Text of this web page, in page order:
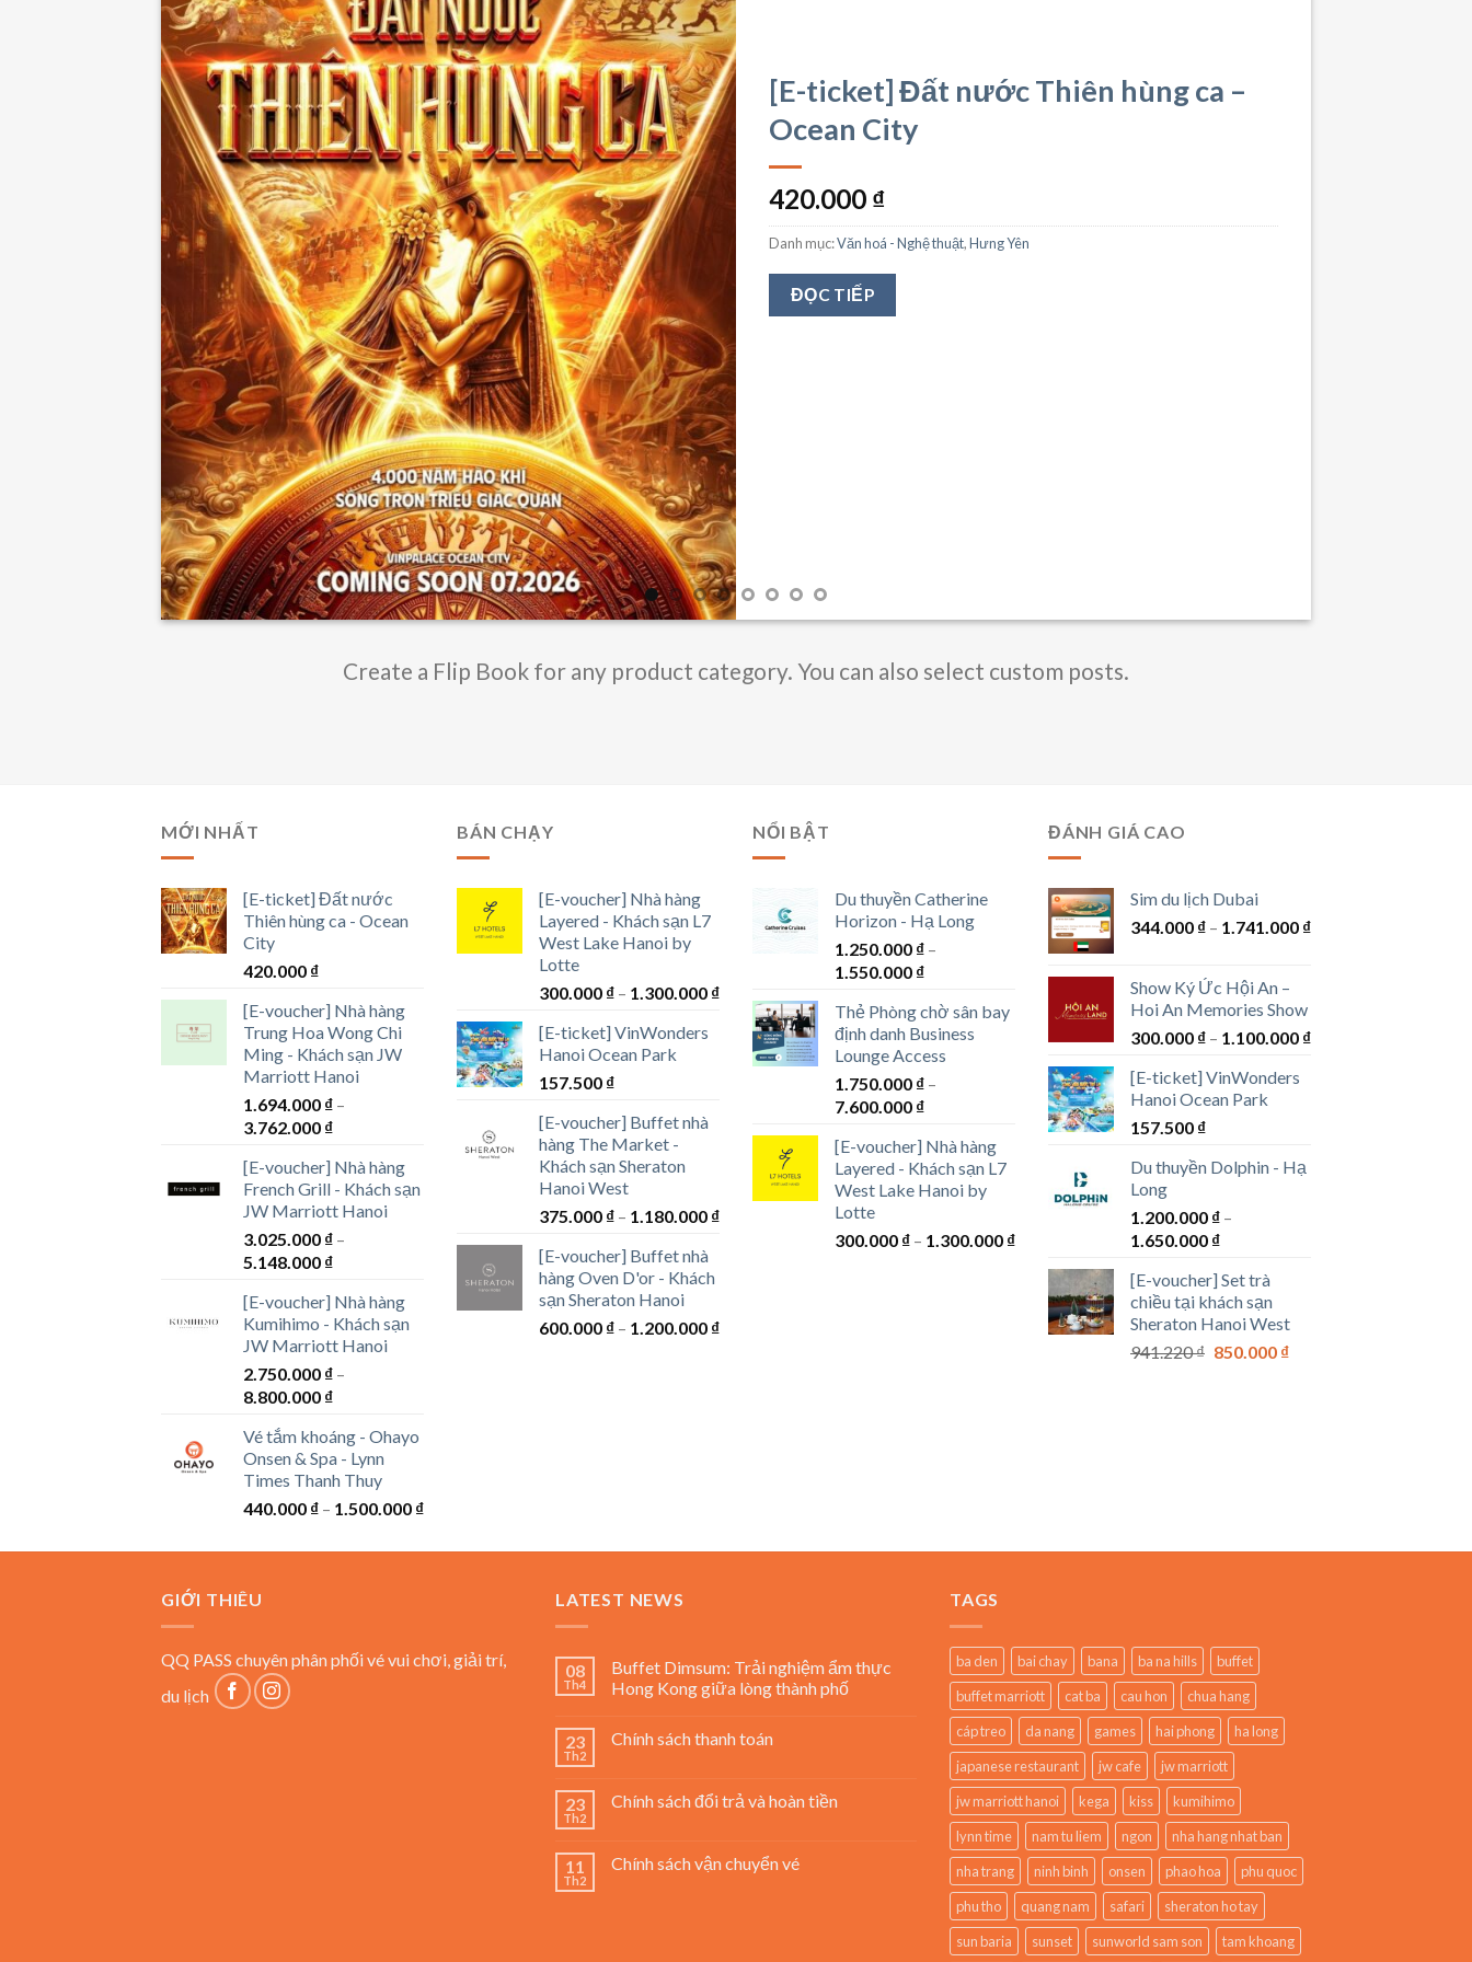
[E-ticket] Đất nước Thiên hùng ca –
Ocean City
420.000 ₫
Danh mục:Văn hoá - Nghệ thuật,Hưng Yên
ĐỌC TIẾP
Create a Flip Book for any product category. You can also select custom posts.
MỚI NHẤT
[E-ticket] Đất nước
Thiên hùng ca - Ocean
City
420.000 ₫
[E-voucher] Nhà hàng
Trung Hoa Wong Chi
Ming - Khách sạn JW
Marriott Hanoi
1.694.000 ₫ –
3.762.000 ₫Khoảng
từ
1.694.000 ₫
đến
3.762.000 ₫
[E-voucher] Nhà hàng
French Grill - Khách sạn
JW Marriott Hanoi
3.025.000 ₫ –
5.148.000 ₫Khoảng
từ
3.025.000 ₫
đến
5.148.000 ₫
[E-voucher] Nhà hàng
Kumihimo - Khách sạn
JW Marriott Hanoi
2.750.000 ₫ –
8.800.000 ₫Khoảng
từ
2.750.000 ₫
đến
8.800.000 ₫
Vé tắm khoáng - Ohayo
Onsen & Spa - Lynn
Times Thanh Thuy
440.000 ₫ – 1.500.000 ₫Khoảng
từ
BÁN CHẠY
[E-voucher] Nhà hàng
Layered - Khách sạn L7
West Lake Hanoi by
Lotte
300.000 ₫ – 1.300.000 ₫Khoảng
300.000 ₫
[E-ticket] VinWonders
Hanoi Ocean Park
157.500 ₫
[E-voucher] Buffet nhà
hàng The Market -
Khách sạn Sheraton
Hanoi West
375.000 ₫ – 1.180.000 ₫Khoảng
1.180.000 ₫
[E-voucher] Buffet nhà
hàng Oven D'or - Khách
sạn Sheraton Hanoi
600.000 ₫ – 1.200.000 ₫Khoảng
NỔI BẬT
Du thuyền Catherine
Horizon - Hạ Long
1.250.000 ₫ –
1.550.000 ₫Khoảng
từ
1.250.000 ₫
đến
1.550.000 ₫
Thẻ Phòng chờ sân bay
định danh Business
Lounge Access
1.750.000 ₫ –
7.600.000 ₫Khoảng
từ
1.750.000 ₫
đến
[E-voucher] Nhà hàng
Layered - Khách sạn L7
West Lake Hanoi by
Lotte
300.000 ₫ – 1.300.000 ₫Khoảng
300.000 ₫
ĐÁNH GIÁ CAO
Sim du lịch Dubai
344.000 ₫ – 1.741.000 ₫Khoảng
1.741.000 ₫
Show Ký Ức Hội An –
Hoi An Memories Show
300.000 ₫ – 1.100.000 ₫Khoảng
[E-ticket] VinWonders
Hanoi Ocean Park
157.500 ₫
Du thuyền Dolphin - Hạ
Long
1.200.000 ₫ –
1.650.000 ₫Khoảng
từ
1.200.000 ₫
đến
1.650.000 ₫
[E-voucher] Set trà
chiều tại khách sạn
Sheraton Hanoi West
941.220₫ Giá
850.000 ₫Giá
GIỚI THIÊU
QQ PASS chuyên phân phối vé vui chơi, giải trí,
du lịch
LATEST NEWS
08
Th4
Buffet Dimsum: Trải nghiệm ẩm thực
Hong Kong giữa lòng thành phố
23
Th2
Chính sách thanh toán
23
Th2
Chính sách đổi trả và hoàn tiền
11
Th2
Chính sách vận chuyển vé
TAGS
ba den bai chay bana ba na hills
buffet
buffet marriott
cat ba cau hon
chua hang
cáp treo
da nang games hai phong
ha long
japanese restaurant
jw cafe
jw marriott
jw marriott hanoi
kega kiss
kumihimo
lynn time
nam tu liem ngon
nha hang nhat ban
nha trang
ninh binh onsen phao hoa
phu quoc
phu tho
quang nam safari
sheraton ho tay
sun baria
sunset sunworld sam son
tam khoang